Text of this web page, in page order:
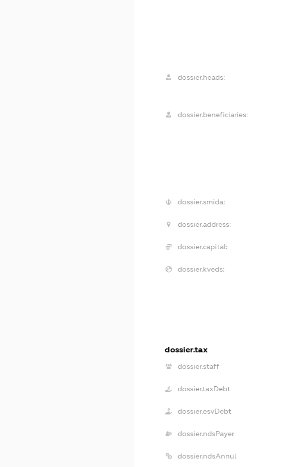
dossier.heads:
dossier.beneficiaries:
dossier.smida:
dossier.address:
dossier.capital:
dossier.kveds:
dossier.tax
dossier.staff
dossier.taxDebt
dossier.esvDebt
dossier.ndsPayer
dossier.ndsAnnul